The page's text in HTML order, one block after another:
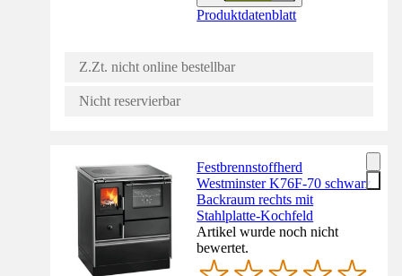
Produktdatenblatt
Z.Zt. nicht online bestellbar
Nicht reservierbar
Festbrennstoffherd
Westminster K76F-70 schwarz
Backraum rechts mit
Stahlplatte-Kochfeld
Artikel wurde noch nicht
bewertet.